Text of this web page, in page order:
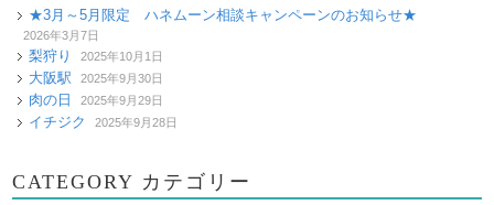
★3月～5月限定 ハネムーン相談キャンペーンのお知らせ★
2026年3月7日
梨狩り 2025年10月1日
大阪駅 2025年9月30日
肉の日 2025年9月29日
イチジク 2025年9月28日
CATEGORY カテゴリー